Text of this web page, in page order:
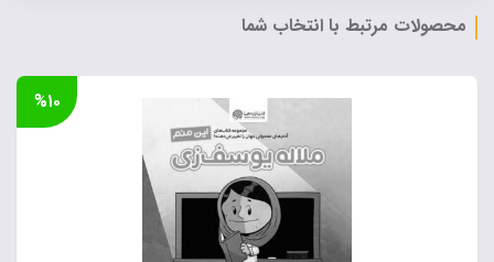
محصولات مرتبط با انتخاب شما
%۱۰